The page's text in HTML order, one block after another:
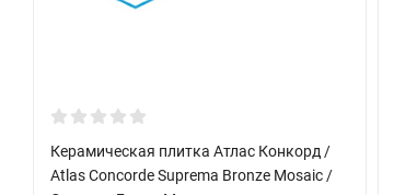
Керамическая плитка Атлас Конкорд /
Atlas Concorde Suprema Bronze Mosaic /